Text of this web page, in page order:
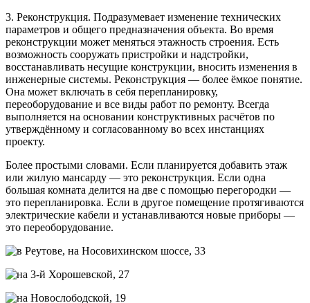
3. Реконструкция. Подразумевает изменение технических
параметров и общего предназначения объекта. Во время
реконструкции может меняться этажность строения. Есть
возможность сооружать пристройки и надстройки,
восстанавливать несущие конструкции, вносить изменения в
инженерные системы. Реконструкция — более ёмкое понятие.
Она может включать в себя перепланировку,
переоборудование и все виды работ по ремонту. Всегда
выполняется на основании конструктивных расчётов по
утверждённому и согласованному во всех инстанциях
проекту.
Более простыми словами. Если планируется добавить этаж
или жилую мансарду — это реконструкция. Если одна
большая комната делится на две с помощью перегородки —
это перепланировка. Если в другое помещение протягиваются
электрические кабели и устанавливаются новые приборы —
это переоборудование.